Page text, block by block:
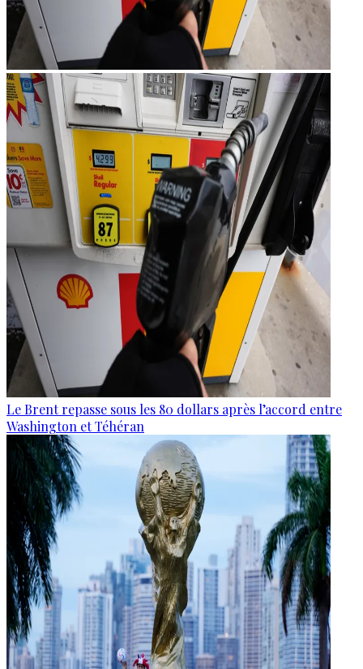
Le Brent repasse sous les 80 dollars après l’accord entre
Washington et Téhéran